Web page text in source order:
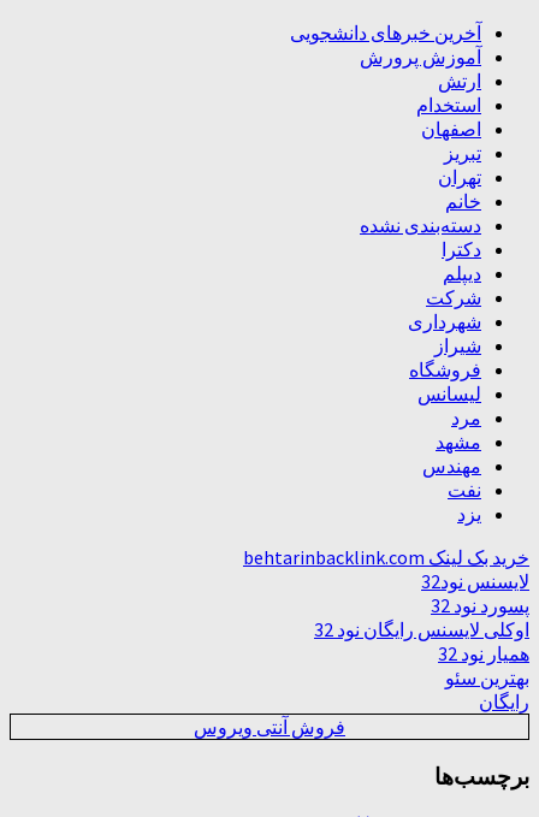
آخرین خبرهای دانشجویی
آموزش پرورش
ارتش
استخدام
اصفهان
تبریز
تهران
خانم
دسته‌بندی نشده
دکترا
دیپلم
شرکت
شهرداری
شیراز
فروشگاه
لیسانس
مرد
مشهد
مهندس
نفت
یزد
خرید بک لینک behtarinbacklink.com
لایسنس نود32
پسورد نود 32
اوکلی لایسنس رایگان نود 32
همیار نود 32
بهترین سئو
رایگان
فروش آنتی ویروس
برچسب‌ها